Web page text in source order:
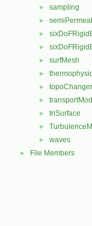
► sampling
►
►
►
► surfMesh
►
►
►
► triSurface
►
► waves
► File Members